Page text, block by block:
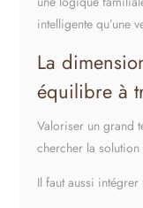
intelligente qu’une
La
équilibre à
Valoriser un grand
chercher la
Il faut aussi intégrer